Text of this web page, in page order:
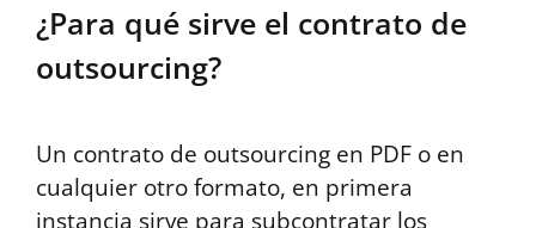
¿Para qué sirve el contrato de
outsourcing?
Un contrato de outsourcing en PDF o en
cualquier otro formato, en primera
instancia sirve para subcontratar los